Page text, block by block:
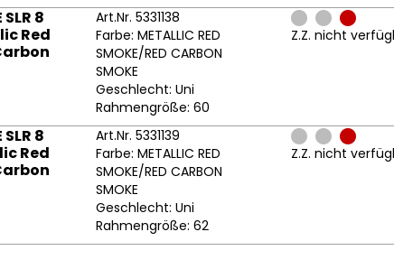
8
Red
Art.Nr. 5331138
Farbe: METALLIC RED
SMOKE/RED CARBON
SMOKE
Geschlecht: Uni
Rahmengröße: 60
Z.Z. nicht
8
Red
Art.Nr. 5331139
Farbe: METALLIC RED
SMOKE/RED CARBON
SMOKE
Geschlecht: Uni
Rahmengröße: 62
Z.Z. nicht